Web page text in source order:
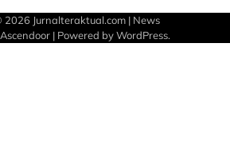
2026 Jurnalteraktual.com | News
Ascendoor | Powered byWordPress.